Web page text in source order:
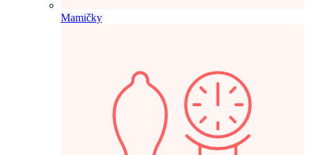
Mamičky